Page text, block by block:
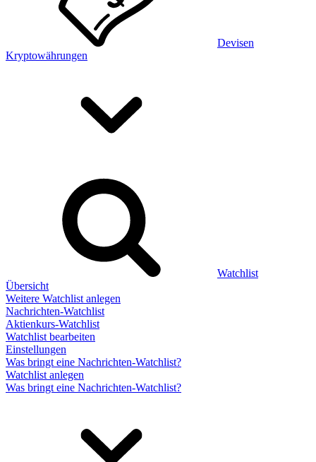
Devisen
Kryptowährungen
Watchlist
Übersicht
Weitere Watchlist anlegen
Nachrichten-Watchlist
Aktienkurs-Watchlist
Watchlist bearbeiten
Einstellungen
Was bringt eine Nachrichten-Watchlist?
Watchlist anlegen
Was bringt eine Nachrichten-Watchlist?